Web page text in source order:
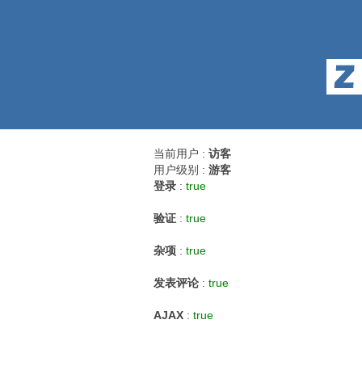
当前用户 : 访客
用户级别 : 游客
登录 : true
验证 : true
杂项 : true
发表评论 : true
AJAX : true